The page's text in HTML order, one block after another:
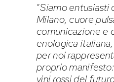
“Siamo entusiasti
Milano, cuore
comunicazione e
enologica
per noi
proprio
vini rossi del